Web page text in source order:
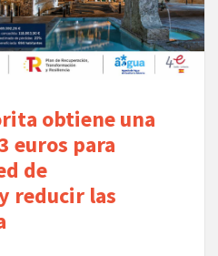
obtiene una
euros para
de
reducir las